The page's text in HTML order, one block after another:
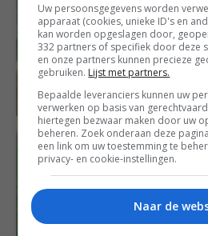
Uw persoonsgegevens worden
apparaat (cookies, unieke ID's en
kan worden opgeslagen door,
332 partners of specifiek door deze
en onze partners kunnen precieze
gebruiken. Lijst met partners.
Bepaalde leveranciers kunnen uw
verwerken op basis van
hiertegen bezwaar maken door uw
beheren. Zoek onderaan deze
een link om uw toestemming te
privacy- en cookie-instellingen.
Naar de